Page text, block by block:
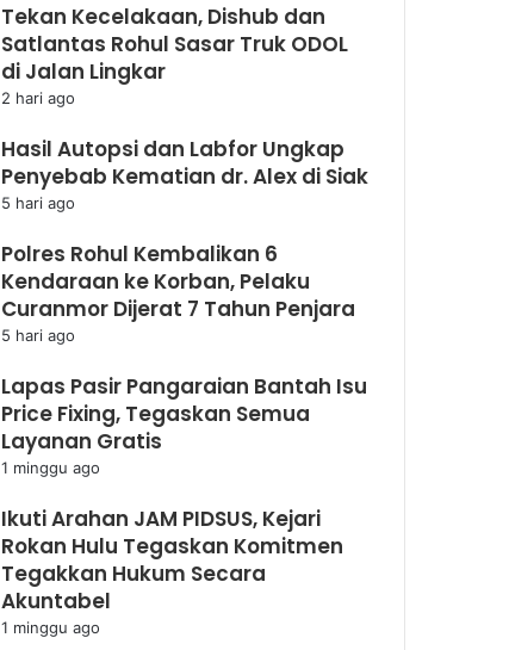
Tekan Kecelakaan, Dishub dan
Satlantas Rohul Sasar Truk ODOL
di Jalan Lingkar
2 hari ago
Hasil Autopsi dan Labfor Ungkap
Penyebab Kematian dr. Alex di Siak
5 hari ago
Polres Rohul Kembalikan 6
Kendaraan ke Korban, Pelaku
Curanmor Dijerat 7 Tahun Penjara
5 hari ago
Lapas Pasir Pangaraian Bantah Isu
Price Fixing, Tegaskan Semua
Layanan Gratis
1 minggu ago
Ikuti Arahan JAM PIDSUS, Kejari
Rokan Hulu Tegaskan Komitmen
Tegakkan Hukum Secara
Akuntabel
1 minggu ago